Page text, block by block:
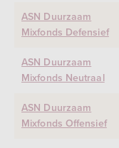
ASN Duurzaam
Mixfonds Defensief
ASN Duurzaam
Mixfonds Neutraal
ASN Duurzaam
Mixfonds Offensief